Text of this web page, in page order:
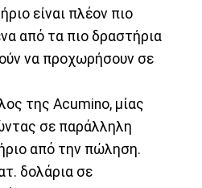
είναι πλέον πιο
από τα πιο δραστήρια
να προχωρήσουν σε
της Acumino, μίας
σε παράλληλη
από την πώληση.
δολάρια σε